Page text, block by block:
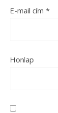
E-mail cím *
Honlap